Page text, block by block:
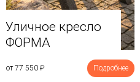
Уличное кресло
ФОРМА
от 77 550 ₽ Подробнее